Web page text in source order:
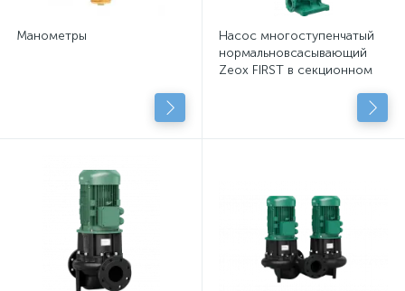
Манометры
Насос многоступенчатый
нормальновсасывающий
Zeox FIRST в секционном